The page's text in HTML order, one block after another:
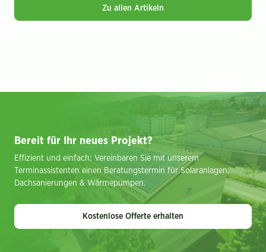
Zu allen Artikeln
Bereit für Ihr neues Projekt?
Effizient und einfach: Vereinbaren Sie mit unserem
Terminassistenten einen Beratungstermin für Solaranlagen,
Dachsanierungen & Wärmepumpen.
Kostenlose Offerte erhalten